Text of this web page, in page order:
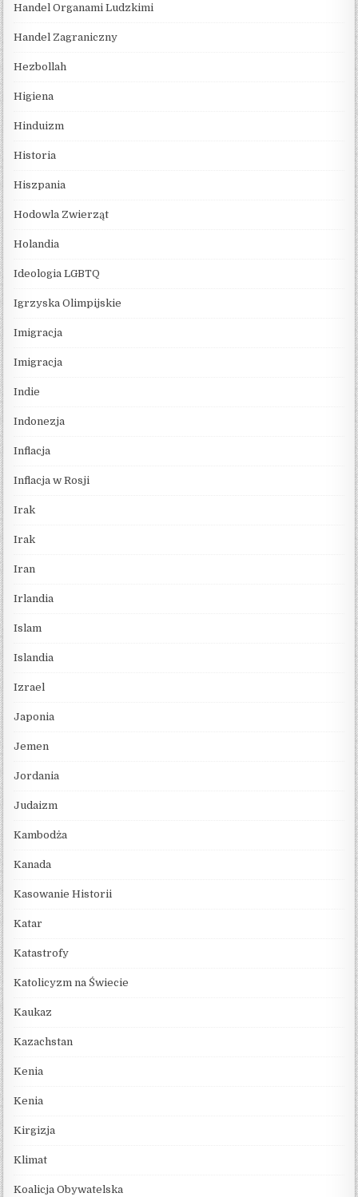
Handel Organami Ludzkimi
Handel Zagraniczny
Hezbollah
Higiena
Hinduizm
Historia
Hiszpania
Hodowla Zwierząt
Holandia
Ideologia LGBTQ
Igrzyska Olimpijskie
Imigracja
Imigracja
Indie
Indonezja
Inflacja
Inflacja w Rosji
Irak
Irak
Iran
Irlandia
Islam
Islandia
Izrael
Japonia
Jemen
Jordania
Judaizm
Kambodża
Kanada
Kasowanie Historii
Katar
Katastrofy
Katolicyzm na Świecie
Kaukaz
Kazachstan
Kenia
Kenia
Kirgizja
Klimat
Koalicja Obywatelska